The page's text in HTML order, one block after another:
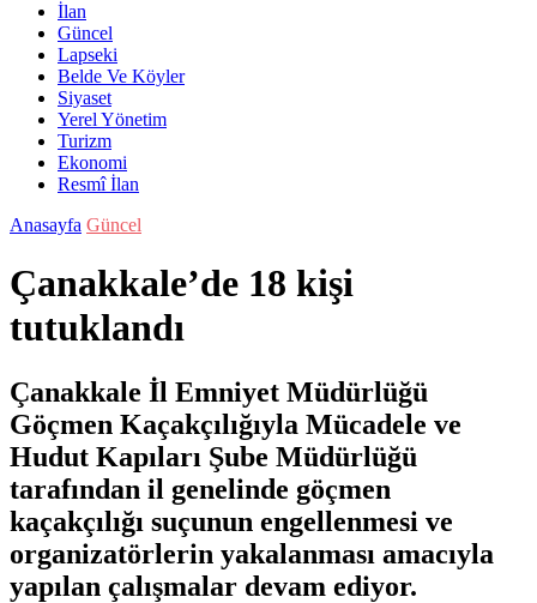
İlan
Güncel
Lapseki
Belde Ve Köyler
Siyaset
Yerel Yönetim
Turizm
Ekonomi
Resmî İlan
Anasayfa Güncel
Çanakkale’de 18 kişi
tutuklandı
Çanakkale İl Emniyet Müdürlüğü
Göçmen Kaçakçılığıyla Mücadele ve
Hudut Kapıları Şube Müdürlüğü
tarafından il genelinde göçmen
kaçakçılığı suçunun engellenmesi ve
organizatörlerin yakalanması amacıyla
yapılan çalışmalar devam ediyor.